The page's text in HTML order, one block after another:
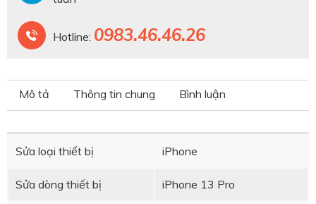
Hotline: 0983.46.46.26
Mô tả Thông tin chung Bình luận
Sửa loại thiết bị iPhone
Sửa dòng thiết bị iPhone 13 Pro